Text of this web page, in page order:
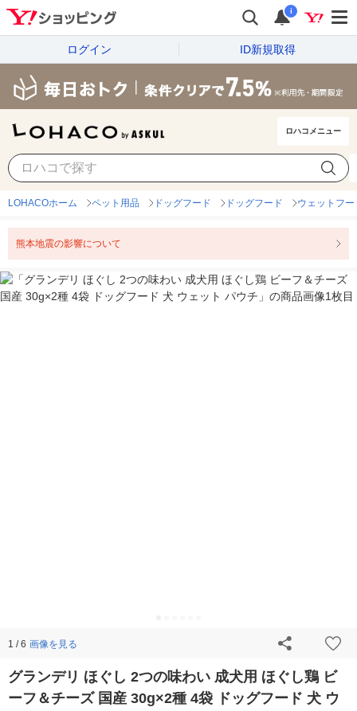
i
ログイン ID新規取得
ロハコメニュー
LOHACOホーム ペット用品 ドッグフード ドッグフード ウェットフー
熊本地震の影響について
1 / 6 画像を見る
グランデリ ほぐし 2つの味わい 成犬用 ほぐし鶏 ビ
ーフ＆チーズ 国産 30g×2種 4袋 ドッグフード 犬 ウ